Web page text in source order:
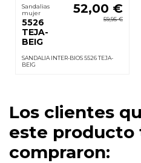
Sandalias
mujer
5526
TEJA-
BEIG
52,00 €
59,95 €
SANDALIA INTER-BIOS 5526 TEJA-
BEIG
Los clientes
este producto
compraron: